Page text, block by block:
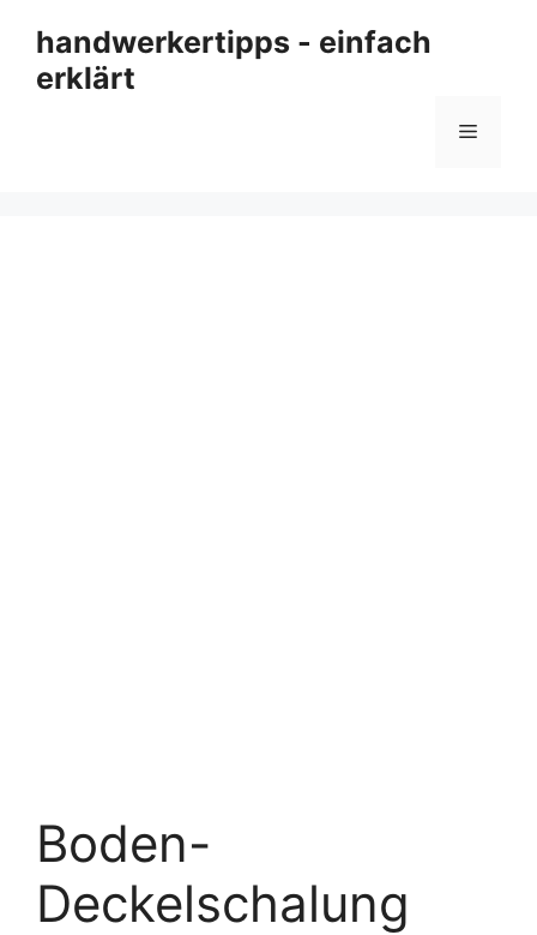
Inhalt
springen
handwerkertipps - einfach
erklärt
Menü
Boden-
Deckelschalung